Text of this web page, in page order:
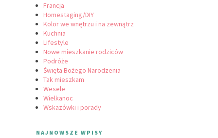
Francja
Homestaging/DIY
Kolor we wnętrzu i na zewnątrz
Kuchnia
Lifestyle
Nowe mieszkanie rodziców
Podróże
Święta Bożego Narodzenia
Tak mieszkam
Wesele
Wielkanoc
Wskazówki i porady
NAJNOWSZE WPISY